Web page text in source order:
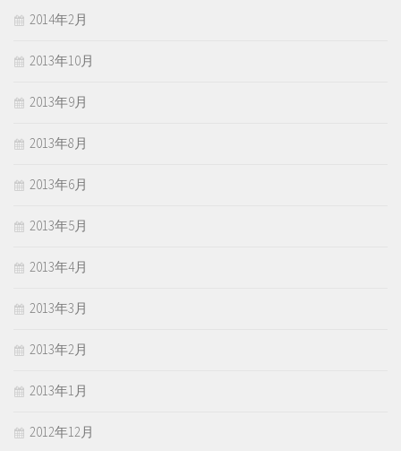
2014年2月
2013年10月
2013年9月
2013年8月
2013年6月
2013年5月
2013年4月
2013年3月
2013年2月
2013年1月
2012年12月